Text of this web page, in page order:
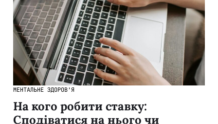
МЕНТАЛЬНЕ ЗДОРОВ'Я
На кого робити ставку:
Сподіватися на нього чи